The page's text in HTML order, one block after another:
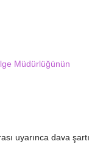
Müdürlüğünün
uyarınca dava şartı